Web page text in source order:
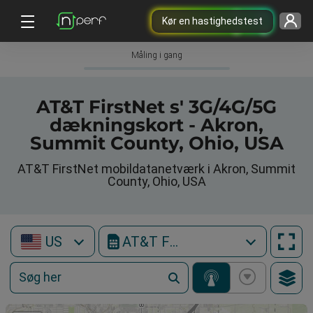
Kør en hastighedstest
Måling i gang
AT&T FirstNet s' 3G/4G/5G
dækningskort - Akron,
Summit County, Ohio, USA
AT&T FirstNet mobildatanetværk i Akron, Summit
County, Ohio, USA
US AT&T FirstNet